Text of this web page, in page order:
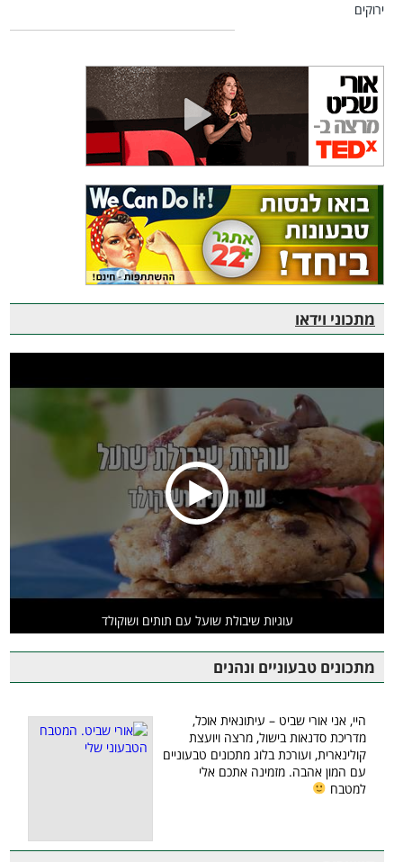
מתכוני וידאו
עוגיות שיבולת שועל עם תותים ושוקולד
מתכונים טבעוניים ונהנים
היי, אני אורי שביט – עיתונאית אוכל,
מדריכת סדנאות בישול, מרצה ויועצת
קולינארית, ועורכת בלוג מתכונים טבעוניים
עם המון אהבה. מזמינה אתכם אלי
למטבח